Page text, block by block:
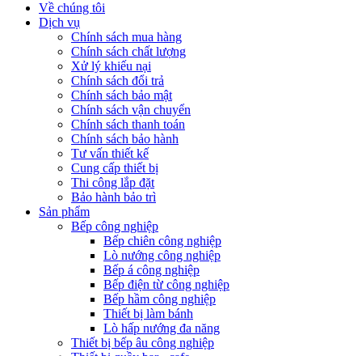
Về chúng tôi
Dịch vụ
Chính sách mua hàng
Chính sách chất lượng
Xử lý khiếu nại
Chính sách đổi trả
Chính sách bảo mật
Chính sách vận chuyển
Chính sách thanh toán
Chính sách bảo hành
Tư vấn thiết kế
Cung cấp thiết bị
Thi công lắp đặt
Bảo hành bảo trì
Sản phẩm
Bếp công nghiệp
Bếp chiên công nghiệp
Lò nướng công nghiệp
Bếp á công nghiệp
Bếp điện từ công nghiệp
Bếp hầm công nghiệp
Thiết bị làm bánh
Lò hấp nướng đa năng
Thiết bị bếp âu công nghiệp